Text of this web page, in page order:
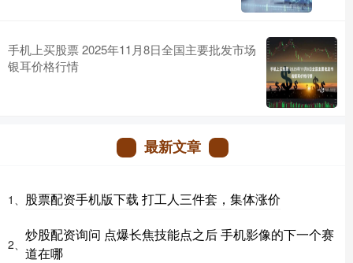
手机上买股票 2025年11月8日全国主要批发市场
银耳价格行情
最新文章
1、 股票配资手机版下载 打工人三件套，集体涨价
2、
炒股配资询问 点爆长焦技能点之后 手机影像的下一个赛
道在哪